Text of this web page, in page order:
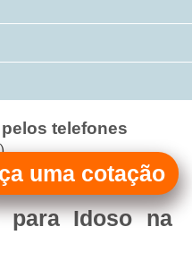
telefones
para Idoso na
uma cotação